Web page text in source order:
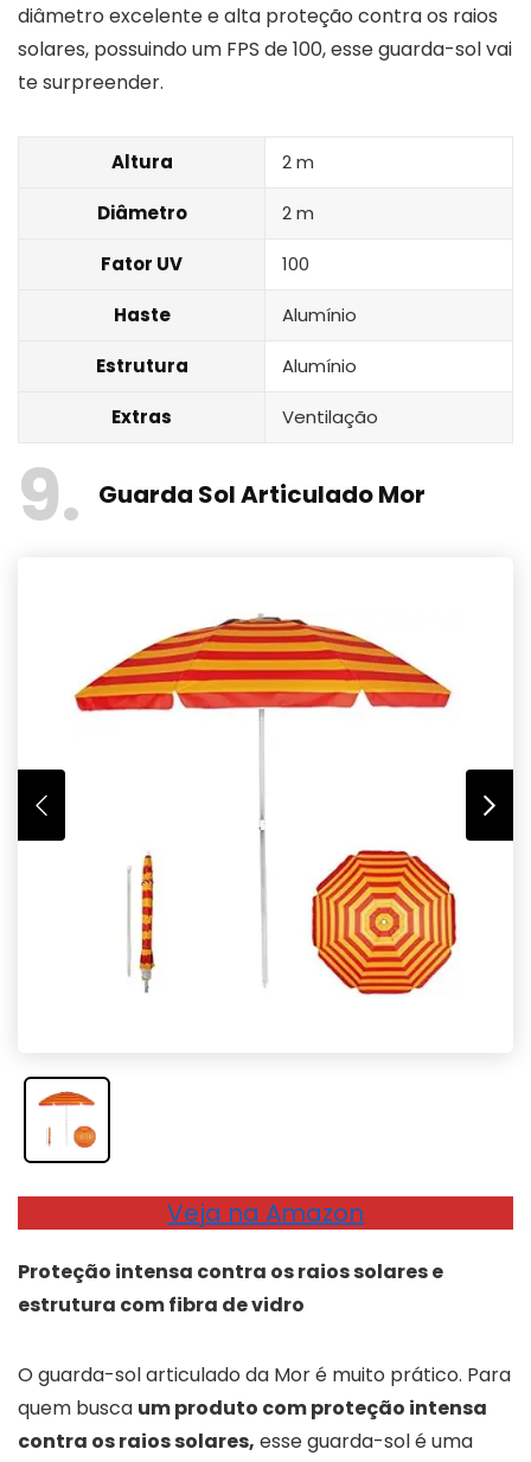
diâmetro excelente e alta proteção contra os raios
solares, possuindo um FPS de 100, esse guarda-sol vai
te surpreender.
Altura 2 m
Diâmetro 2 m
Fator UV 100
Haste Alumínio
Estrutura Alumínio
Extras Ventilação
9 Guarda Sol Articulado Mor
Veja na Amazon
Proteção intensa contra os raios solares e
estrutura com fibra de vidro
O guarda-sol articulado da Mor é muito prático. Para
quem busca um produto com proteção intensa
contra os raios solares, esse guarda-sol é uma